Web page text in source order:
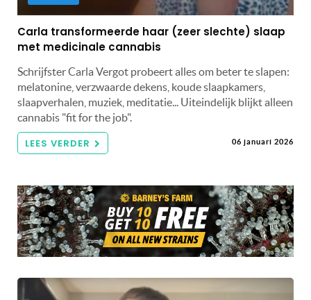
Carla transformeerde haar (zeer slechte) slaap
met medicinale cannabis
Schrijfster Carla Vergot probeert alles om beter te slapen:
melatonine, verzwaarde dekens, koude slaapkamers,
slaapverhalen, muziek, meditatie... Uiteindelijk blijkt alleen
cannabis "fit for the job".
LEES VERDER 06 januari 2026